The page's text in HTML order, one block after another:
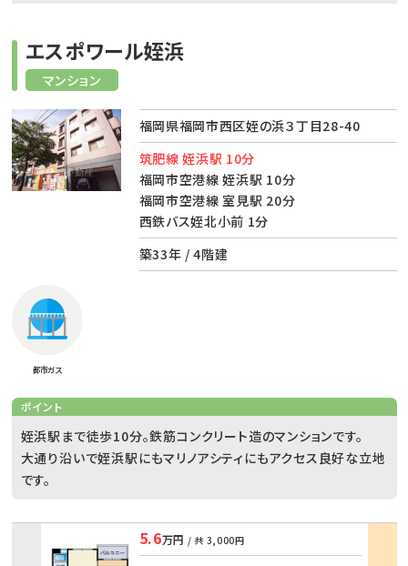
マンション
エスポワール姪浜
福岡県福岡市西区姪の浜３丁目28-40
筑肥線 姪浜駅 10分
福岡市空港線 姪浜駅 10分
福岡市空港線 室見駅 20分
西鉄バス姪北小前 1分
築33年 / 4階建
都市ガス
ポイント
姪浜駅まで徒歩10分。鉄筋コンクリート造のマンションです。
大通り沿いで姪浜駅にもマリノアシティにもアクセス良好な立地
です。
5.6万円 / 共 3,000円